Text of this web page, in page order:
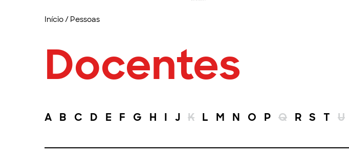
Início/ Pessoas
Docentes
A B C D E F G H I J K L M N O P Q R S T U